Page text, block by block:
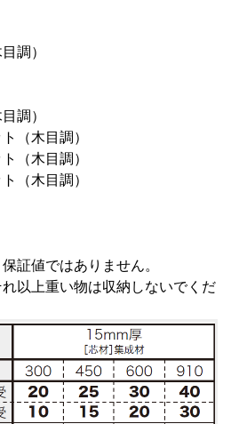
調）
調）
（木目調）
（木目調）
（木目調）
証値ではありません。
以上重い物は収納しないでくだ